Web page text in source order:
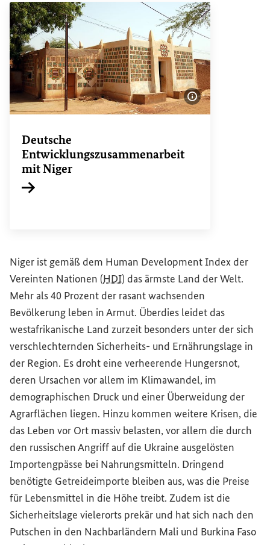
Deutsche
Entwicklungszusammenarbeit
mit Niger
Niger ist gemäß dem Human Development Index der
Vereinten Nationen (HDI) das ärmste Land der Welt.
Mehr als 40 Prozent der rasant wachsenden
Bevölkerung leben in Armut. Überdies leidet das
westafrikanische Land zurzeit besonders unter der sich
verschlechternden Sicherheits- und Ernährungslage in
der Region. Es droht eine verheerende Hungersnot,
deren Ursachen vor allem im Klimawandel, im
demographischen Druck und einer Überweidung der
Agrarflächen liegen. Hinzu kommen weitere Krisen, die
das Leben vor Ort massiv belasten, vor allem die durch
den russischen Angriff auf die Ukraine ausgelösten
Importengpässe bei Nahrungsmitteln. Dringend
benötigte Getreideimporte bleiben aus, was die Preise
für Lebensmittel in die Höhe treibt. Zudem ist die
Sicherheitslage vielerorts prekär und hat sich nach den
Putschen in den Nachbarländern Mali und Burkina Faso